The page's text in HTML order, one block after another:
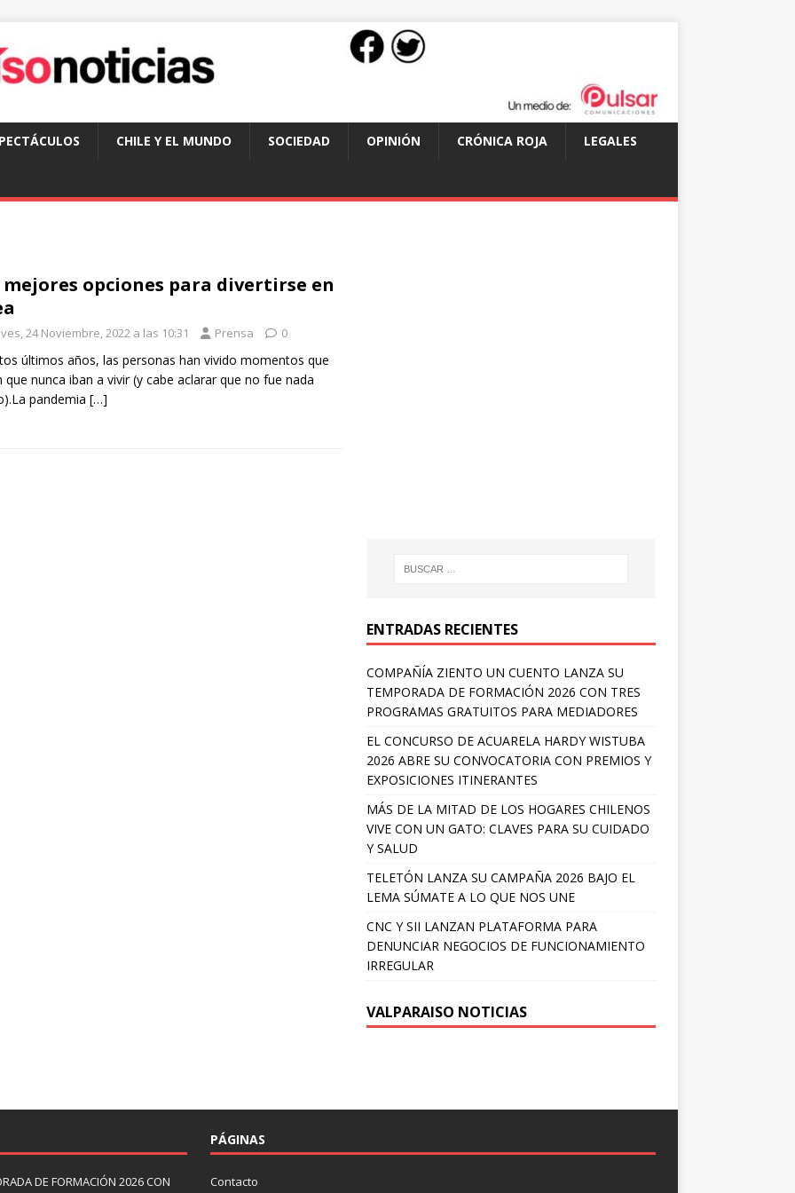
CHILE Y EL MUNDO SOCIEDAD OPINIÓN CRÓNICA ROJA LEGALES
mejores opciones para divertirse en
24 Noviembre, 2022 a las 10:31 Prensa 0
últimos años, las personas han vivido momentos que
que nunca iban a vivir (y cabe aclarar que no fue nada
pandemia […]
ENTRADAS RECIENTES
COMPAÑÍA ZIENTO UN CUENTO LANZA SU
TEMPORADA DE FORMACIÓN 2026 CON TRES
PROGRAMAS GRATUITOS PARA MEDIADORES
EL CONCURSO DE ACUARELA HARDY WISTUBA
2026 ABRE SU CONVOCATORIA CON PREMIOS Y
EXPOSICIONES ITINERANTES
MÁS DE LA MITAD DE LOS HOGARES CHILENOS
VIVE CON UN GATO: CLAVES PARA SU CUIDADO
Y SALUD
TELETÓN LANZA SU CAMPAÑA 2026 BAJO EL
LEMA SÚMATE A LO QUE NOS UNE
CNC Y SII LANZAN PLATAFORMA PARA
DENUNCIAR NEGOCIOS DE FUNCIONAMIENTO
IRREGULAR
VALPARAISO NOTICIAS
DE FORMACIÓN 2026 CON
PÁGINAS
Contacto